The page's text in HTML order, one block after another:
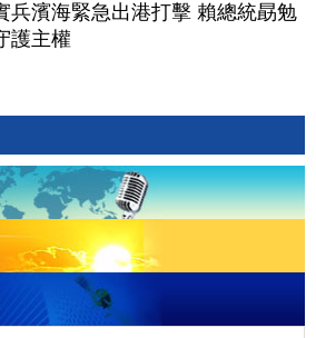
兵濱海緊急出港打擊 賴總統勗勉
護主權